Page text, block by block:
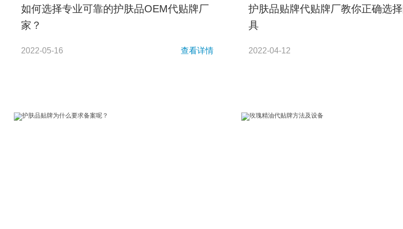
如何选择专业可靠的护肤品OEM代贴牌厂
家？
2022-05-16 查看详情
护肤品贴牌代贴牌厂教你正确选
具
2022-04-12